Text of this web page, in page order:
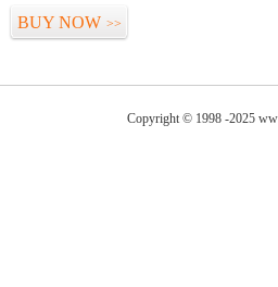
BUY NOW >>
Copyright © 1998 -2025